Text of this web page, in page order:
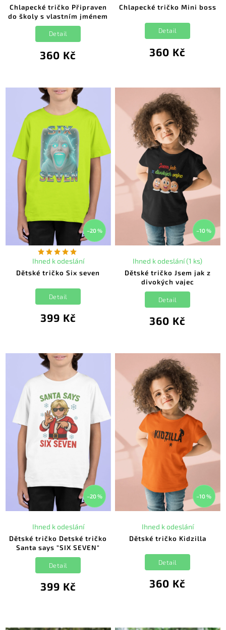
Chlapecké tričko Připraven
do školy s vlastním jménem
360 Kč
Detail
Chlapecké tričko Mini boss
360 Kč
Detail
–20 %
Dětské tričko Six seven
Ihned k odeslání
399 Kč
Detail
–10 %
Dětské tričko Jsem jak z
divokých vajec
Ihned k odeslání (1 ks)
360 Kč
Detail
–20 %
Dětské tričko Detské tričko
Santa says "SIX SEVEN"
Ihned k odeslání
399 Kč
Detail
–10 %
Dětské tričko Kidzilla
Ihned k odeslání
360 Kč
Detail